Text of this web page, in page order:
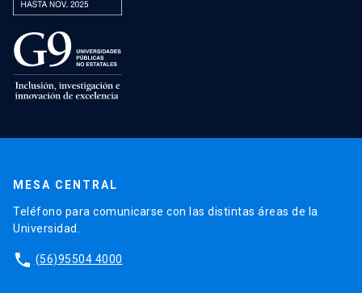
MESA CENTRAL
Teléfono para comunicarse con las distintas áreas de la
Universidad.
phone (56)95504 4000